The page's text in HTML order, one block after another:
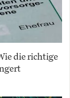
die richtige